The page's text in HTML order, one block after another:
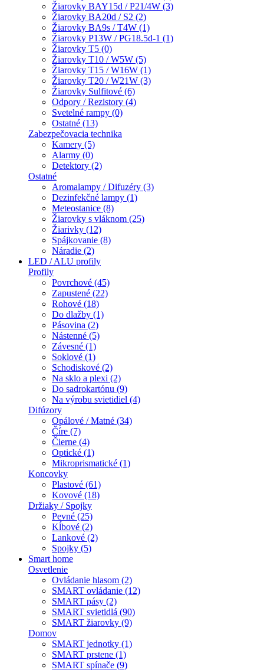
Žiarovky BAY15d / P21/4W (3)
Žiarovky BA20d / S2 (2)
Žiarovky BA9s / T4W (1)
Žiarovky P13W / PG18.5d-1 (1)
Žiarovky T5 (0)
Žiarovky T10 / W5W (5)
Žiarovky T15 / W16W (1)
Žiarovky T20 / W21W (3)
Žiarovky Sulfitové (6)
Odpory / Rezistory (4)
Svetelné rampy (0)
Ostatné (13)
Zabezpečovacia technika
Kamery (5)
Alarmy (0)
Detektory (2)
Ostatné
Aromalampy / Difuzéry (3)
Dezinfekčné lampy (1)
Meteostanice (8)
Žiarovky s vláknom (25)
Žiarivky (12)
Spájkovanie (8)
Náradie (2)
LED / ALU profily
Profily
Povrchové (45)
Zapustené (22)
Rohové (18)
Do dlažby (1)
Pásovina (2)
Nástenné (5)
Závesné (1)
Soklové (1)
Schodiskové (2)
Na sklo a plexi (2)
Do sadrokartónu (9)
Na výrobu svietidiel (4)
Difúzory
Opálové / Matné (34)
Číre (7)
Čierne (4)
Optické (1)
Mikroprismatické (1)
Koncovky
Plastové (61)
Kovové (18)
Držiaky / Spojky
Pevné (25)
Kĺbové (2)
Lankové (2)
Spojky (5)
Smart home
Osvetlenie
Ovládanie hlasom (2)
SMART ovládanie (12)
SMART pásy (2)
SMART svietidlá (90)
SMART žiarovky (9)
Domov
SMART jednotky (1)
SMART prstene (1)
SMART spínače (9)